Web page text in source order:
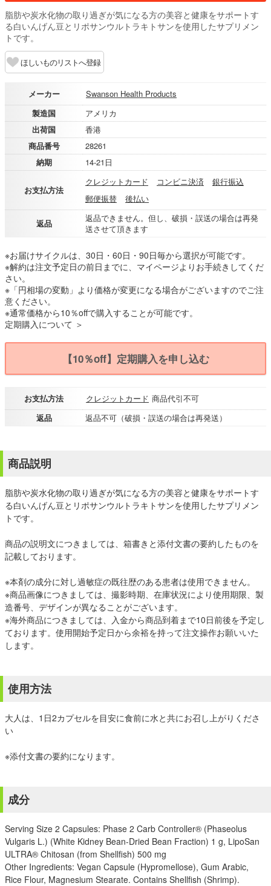
脂肪や炭水化物の取り過ぎが気になる方の美容と健康をサポートす
る白いんげん豆とリポサンウルトラキトサンを使用したサプリメン
トです。
ほしいものリストへ登録
メーカー
Swanson Health Products
製造国
アメリカ
出荷国
香港
商品番号
28261
納期
14-21日
お支払方法
クレジットカード コンビニ決済
銀行振込
郵便振替
後払い
返品
返品できません。但し、破損・誤送の場合は再発
送させて頂きます
※お届けサイクルは、30日・60日・90日毎から選択が可能です。
※解約は注文予定日の前日までに、マイページよりお手続きしてくだ
さい。
※「円相場の変動」より価格が変更になる場合がございますのでご注
意ください。
※通常価格から10％offで購入することが可能です。
定期購入について ＞
【10％off】定期購入を申し込む
お支払方法 クレジットカード 商品代引不可
返品
返品不可（破損・誤送の場合は再発送）
商品説明
脂肪や炭水化物の取り過ぎが気になる方の美容と健康をサポートす
る白いんげん豆とリポサンウルトラキトサンを使用したサプリメン
トです。
商品の説明文につきましては、箱書きと添付文書の要約したものを
記載しております。
※本剤の成分に対し過敏症の既往歴のある患者は使用できません。
※商品画像につきましては、撮影時期、在庫状況により使用期限、製
造番号、デザインが異なることがございます。
※海外商品につきましては、入金から商品到着まで10日前後を予定し
ております。使用開始予定日から余裕を持って注文操作お願いいた
します。
使用方法
大人は、1日2カプセルを目安に食前に水と共にお召し上がりくださ
い
※添付文書の要約になります。
成分
Serving Size 2 Capsules: Phase 2 Carb Controller® (Phaseolus
Vulgaris L.) (White Kidney Bean-Dried Bean Fraction) 1 g, LipoSan
ULTRA® Chitosan (from Shellfish) 500 mg
Other Ingredients: Vegan Capsule (Hypromellose), Gum Arabic,
Rice Flour, Magnesium Stearate. Contains Shellfish (Shrimp).